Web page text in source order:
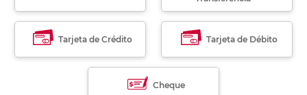
Tarjeta de Crédito Tarjeta de Débito
Cheque